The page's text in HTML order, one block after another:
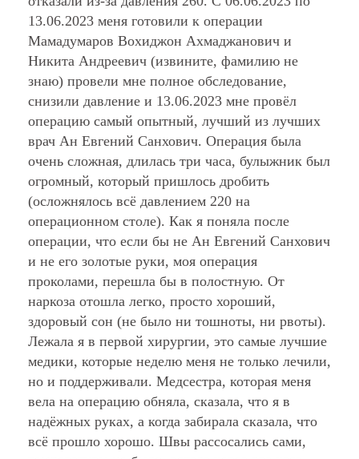
13.06.2023 меня готовили к операции
Мамадумаров Вохиджон Ахмаджанович и
Никита Андреевич (извините, фамилию не
знаю) провели мне полное обследование,
снизили давление и 13.06.2023 мне провёл
операцию самый опытный, лучший из лучших
врач Ан Евгений Санхович. Операция была
очень сложная, длилась три часа, булыжник был
огромный, который пришлось дробить
(осложнялось всё давлением 220 на
операционном столе). Как я поняла после
операции, что если бы не Ан Евгений Санхович
и не его золотые руки, моя операция
проколами, перешла бы в полостную. От
наркоза отошла легко, просто хороший,
здоровый сон (не было ни тошноты, ни рвоты).
Лежала я в первой хирургии, это самые лучшие
медики, которые неделю меня не только лечили,
но и поддерживали. Медсестра, которая меня
вела на операцию обняла, сказала, что я в
надëжных руках, а когда забирала сказала, что
всё прошло хорошо. Швы рассосались сами,